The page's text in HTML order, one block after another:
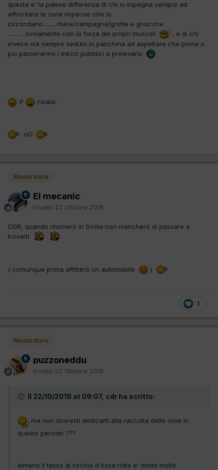
questa e' la palese differenza di chi si impegna sempre ad
affrontare le zone impervie che lo
circondano..........mare/campagna/grotte e gnocche
............ovviamente con la forza dei propri muscoli
, e di chi
invece sta sempre seduto in panchina ad aspettare che prima o
poi passeranno i mezzi pubblici a prelevarlo
:P :risata:
:oO:
Moderatore
El mecanic
Inviato 22 Ottobre 2018
CDR, quando ritornerò in Sicilia non mancherò di passare a
trovarti
( comunque prima affitterò un automobile )
1
Moderatore
puzzoneddu
Inviato 22 Ottobre 2018
Il 22/10/2018 at 09:07, cdr ha scritto:
ma non dovresti dedicarti alla raccolta delle olive in
questo periodo ???
almeno il tasso di rischio d'ossa rotte e' molto molto